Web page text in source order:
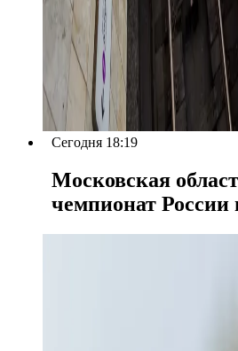
Сегодня 18:19
Московская
чемпионат России